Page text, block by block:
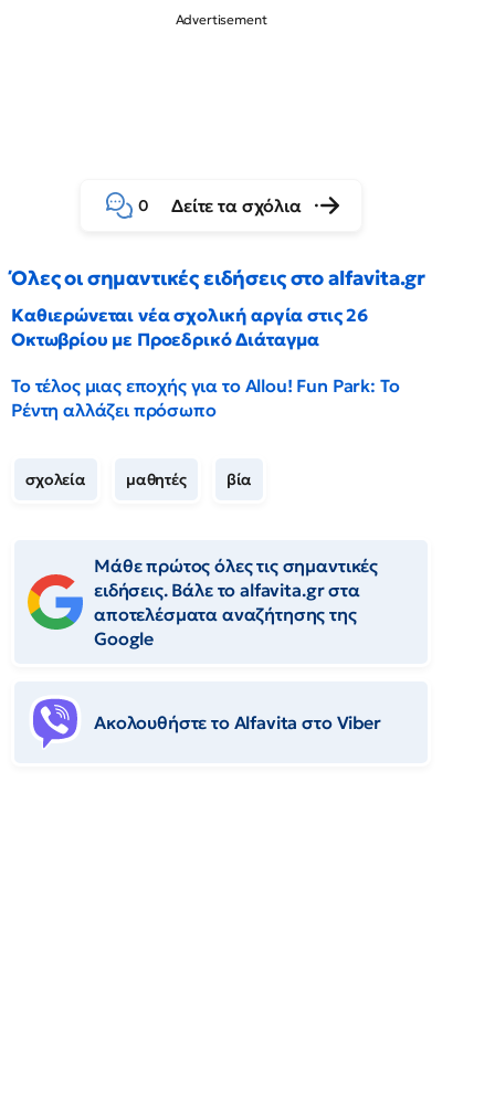
0 Δείτε τα σχόλια
Όλες οι σημαντικές ειδήσεις στο alfavita.gr
Καθιερώνεται νέα σχολική αργία στις 26
Οκτωβρίου με Προεδρικό Διάταγμα
Το τέλος μιας εποχής για το Allou! Fun Park: Το
Ρέντη αλλάζει πρόσωπο
σχολεία μαθητές βία
Μάθε πρώτος όλες τις σημαντικές
ειδήσεις. Βάλε το alfavita.gr στα
αποτελέσματα αναζήτησης της
Google
Ακολουθήστε το Αlfavita στο Viber